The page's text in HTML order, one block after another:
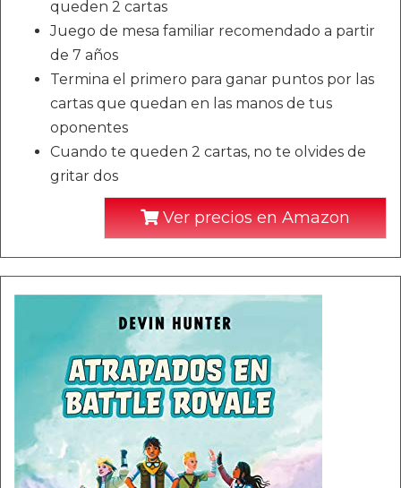
queden 2 cartas
Juego de mesa familiar recomendado a partir
de 7 años
Termina el primero para ganar puntos por las
cartas que quedan en las manos de tus
oponentes
Cuando te queden 2 cartas, no te olvides de
gritar dos
Ver precios en Amazon